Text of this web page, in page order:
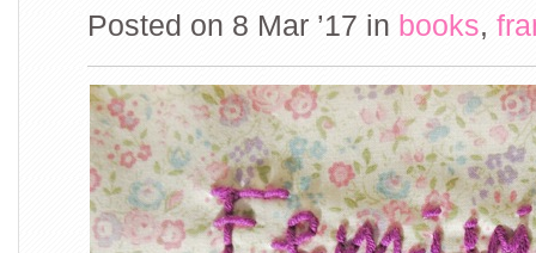
Posted on 8 Mar ’17 in books,